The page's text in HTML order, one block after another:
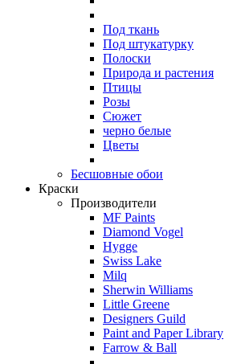
Под ткань
Под штукатурку
Полоски
Природа и растения
Птицы
Розы
Сюжет
черно белые
Цветы
Бесшовные обои
Краски
Производители
MF Paints
Diamond Vogel
Hygge
Swiss Lake
Milq
Sherwin Williams
Little Greene
Designers Guild
Paint and Paper Library
Farrow & Ball